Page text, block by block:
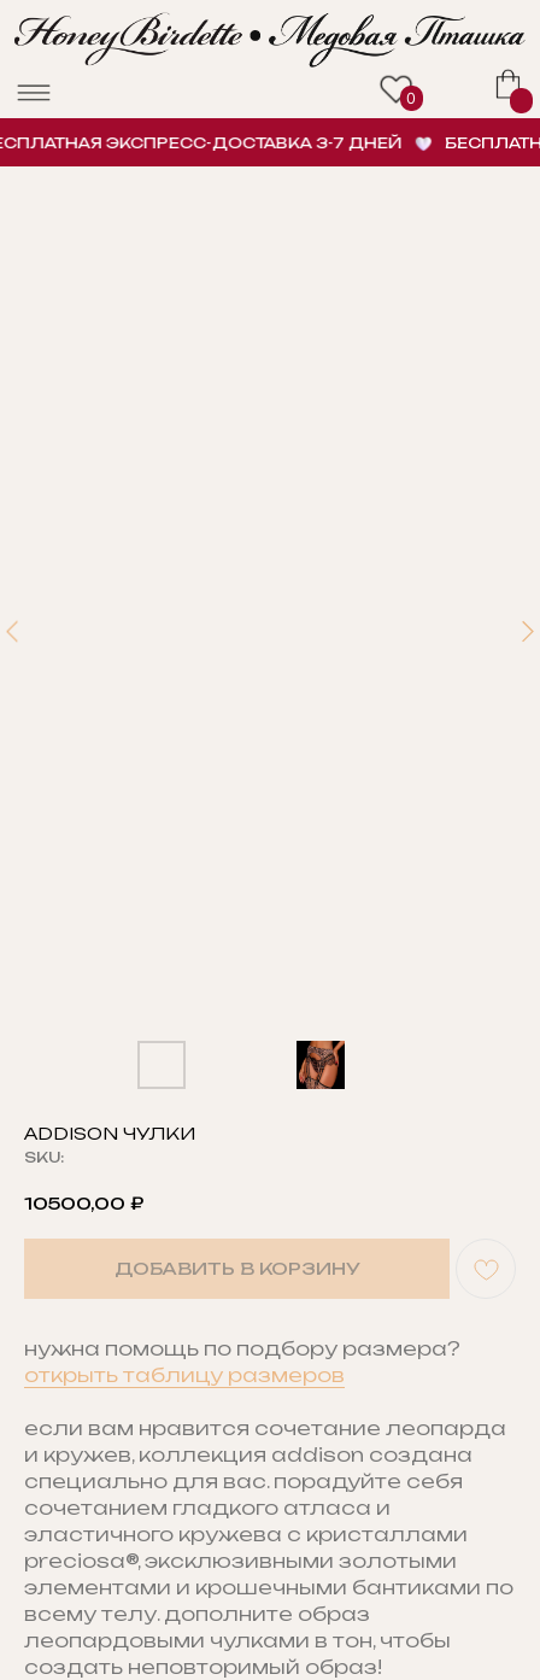
ЭКСПРЕСС-ДОСТАВКА 3-7 ДНЕЙ
ADDISON ЧУЛКИ
SKU:
10500,00 ₽
ДОБАВИТЬ В КОРЗИНУ
нужна помощь по подбору размера?
открыть таблицу размеров
если вам нравится сочетание леопарда
и кружев, коллекция addison создана
специально для вас. порадуйте себя
сочетанием гладкого атласа и
эластичного кружева с кристаллами
preciosa®, эксклюзивными золотыми
элементами и крошечными бантиками по
всему телу. дополните образ
леопардовыми чулками в тон, чтобы
создать неповторимый образ!